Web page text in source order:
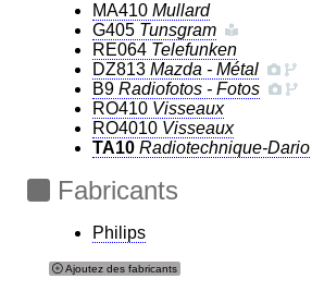
MA410 Mullard
G405 Tunsgram
RE064 Telefunken
DZ813 Mazda - Métal
B9 Radiofotos - Fotos
RO410 Visseaux
RO4010 Visseaux
TA10 Radiotechnique-Dario
Fabricants
Philips
Ajoutez des fabricants